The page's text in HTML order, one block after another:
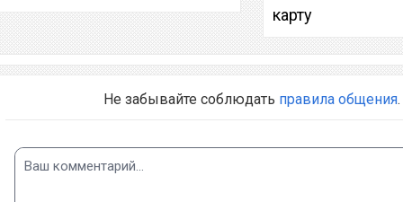
карту
Не забывайте соблюдать правила общения.